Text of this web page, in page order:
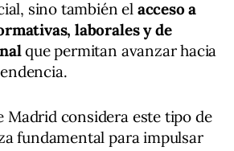
sino también el acceso a
laborales y de
que permitan avanzar hacia
Madrid considera este tipo de
fundamental para impulsar